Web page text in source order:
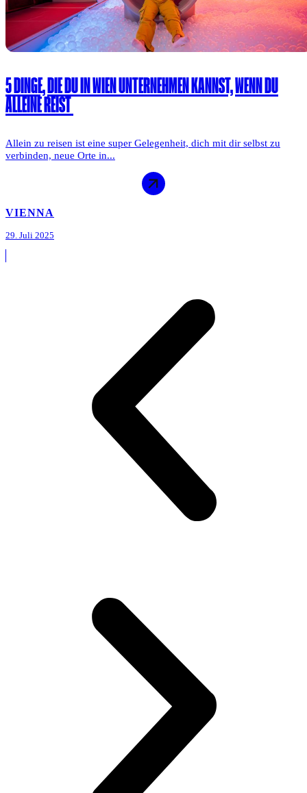
5 DINGE, DIE DU IN WIEN UNTERNEHMEN KANNST, WENN DU
ALLEINE REIST
Allein zu reisen ist eine super Gelegenheit, dich mit dir selbst zu
verbinden, neue Orte in...
VIENNA
29. Juli 2025